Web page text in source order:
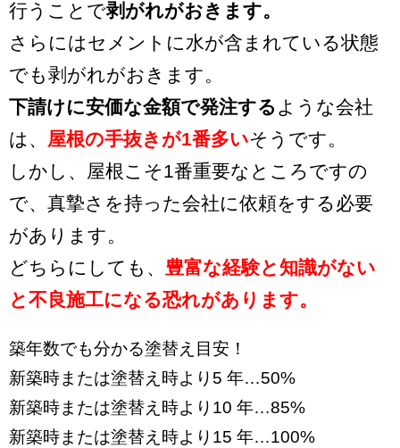
行うことで剥がれがおきます。
さらにはセメントに水が含まれている状態
でも剥がれがおきます。
下請けに安価な金額で発注する ような会社
は、 屋根の手抜きが1番多いそうです。
しかし、屋根こそ1番重要なところですの
で、真摯さを持った会社に依頼をする必要
があります。
どちらにしても、 豊富な経験と知識がない
と不良施工になる恐れがあります。
築年数でも分かる塗替え目安！
新築時または塗替え時より5 年…50%
新築時または塗替え時より10 年…85%
新築時または塗替え時より15 年…100%